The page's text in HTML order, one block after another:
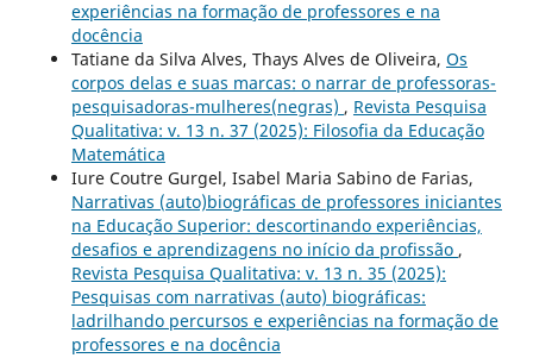
experiências na formação de professores e na
docência
Tatiane da Silva Alves, Thays Alves de Oliveira, Os
corpos delas e suas marcas: o narrar de professoras-
pesquisadoras-mulheres(negras) , Revista Pesquisa
Qualitativa: v. 13 n. 37 (2025): Filosofia da Educação
Matemática
Iure Coutre Gurgel, Isabel Maria Sabino de Farias,
Narrativas (auto)biográficas de professores iniciantes
na Educação Superior: descortinando experiências,
desafios e aprendizagens no início da profissão ,
Revista Pesquisa Qualitativa: v. 13 n. 35 (2025):
Pesquisas com narrativas (auto) biográficas:
ladrilhando percursos e experiências na formação de
professores e na docência